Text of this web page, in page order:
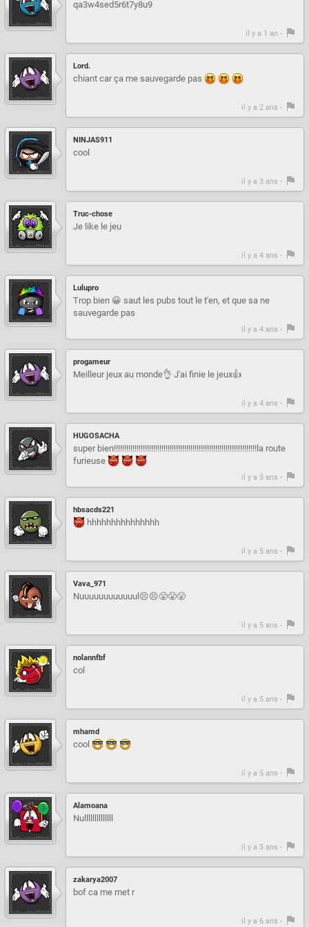
qa3w4sed5r6t7y8u9
il y a 1 an -
Lord.
chiant car ça me sauvegarde pas
il y a 2 ans -
NINJAS911
cool
il y a 3 ans -
Truc-chose
Je like le jeu
il y a 4 ans -
Lulupro
Trop bien 😀 saut les pubs tout le t'en, et que sa ne
sauvegarde pas
il y a 4 ans -
progameur
Meilleur jeux au monde👌 J'ai finie le jeux👍
il y a 4 ans -
HUGOSACHA
super bien!!!!!!!!!!!!!!!!!!!!!!!!!!!!!!!!!!!!!!!!!!!!!!!!!!!!!!!!!!!!!!!!!!!!!la route
furieuse
il y a 5 ans -
hbsacds221
hhhhhhhhhhhhhhh
il y a 5 ans -
Vava_971
Nuuuuuuuuuuuul😣😣😤😤😤
il y a 5 ans -
nolannfbf
col
il y a 5 ans -
mhamd
cool
il y a 5 ans -
Alamoana
Nullllllllllllll
il y a 5 ans -
zakarya2007
bof ca me met r
il y a 6 ans -